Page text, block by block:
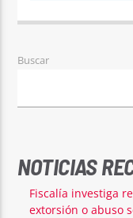
Buscar
NOTICIAS
Fiscalía investiga
extorsión o abuso